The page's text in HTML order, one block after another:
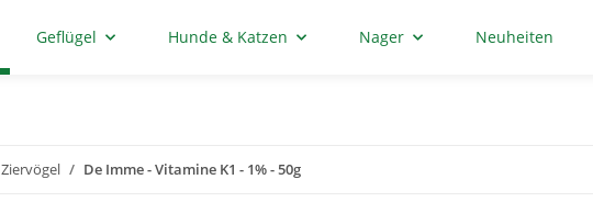
Geflügel Hunde & Katzen Nager Neuheiten
Ziervögel De Imme - Vitamine K1 - 1% - 50g